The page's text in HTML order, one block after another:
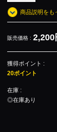
商品説明をも
販売価格 : 2,200
獲得ポイント :
20ポイント
在庫 :
◎在庫あり